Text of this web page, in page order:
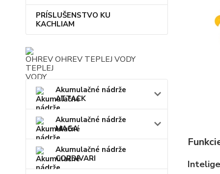
PRÍSLUŠENSTVO KU
KACHLIAM
OHREV TEPLEJ VODY
Akumulačné nádrže
ATTACK
Akumulačné nádrže
MAGA
Akumulačné nádrže
CORDIVARI